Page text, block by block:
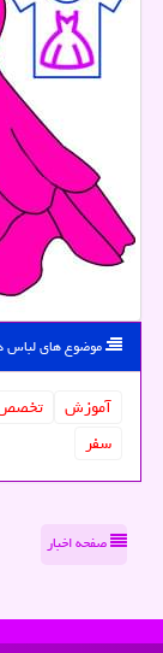
موضوع های لباس
آموزش
سفر
صفحه اخبار